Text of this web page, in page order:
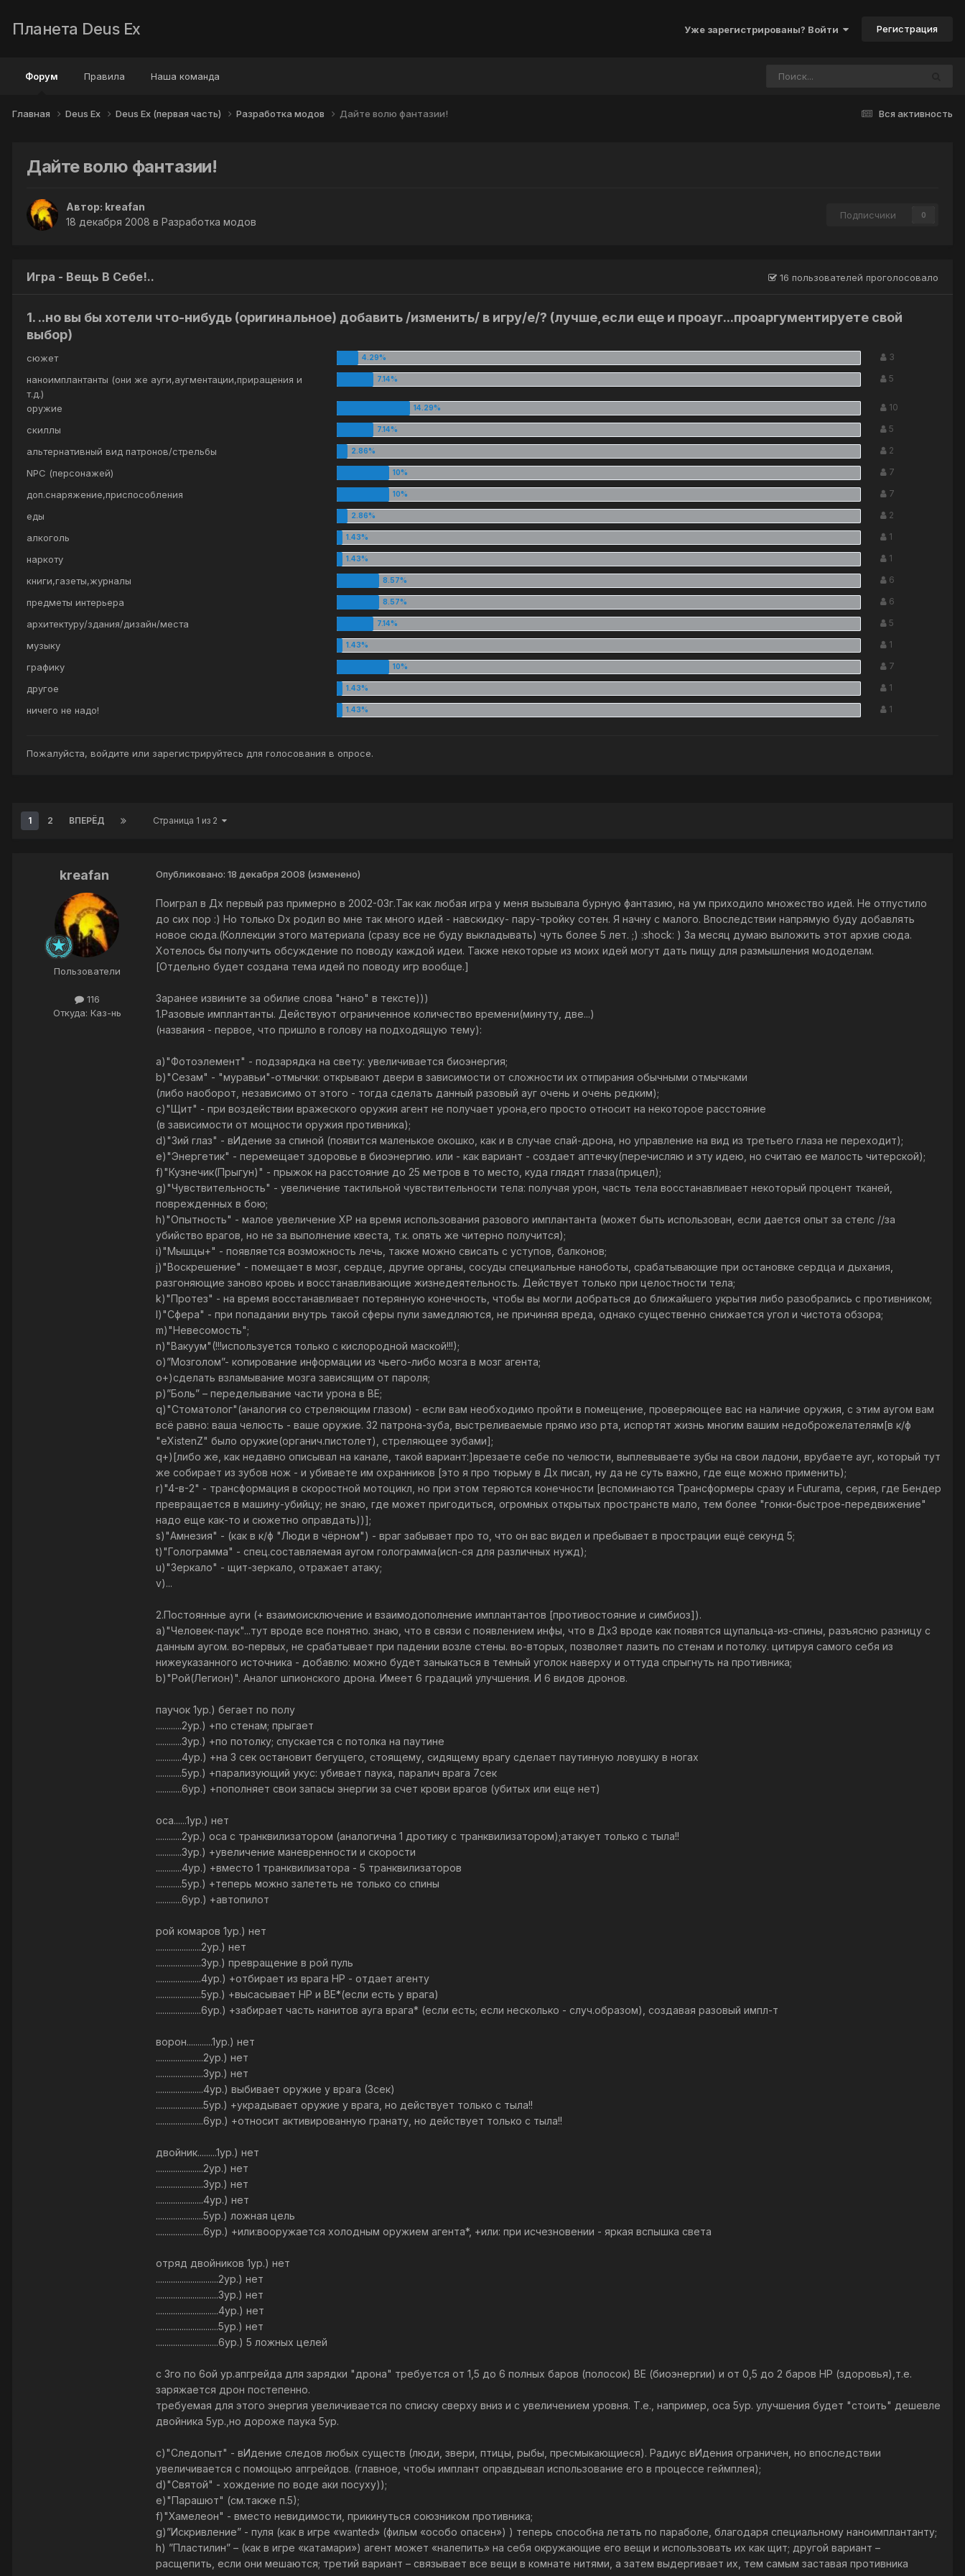
Планета Deus Ex Уже зарегистрированы? Войти Регистрация
Форум Правила Наша команда
Вся активность
Главная Deus Ex Deus Ex (первая часть) Разработка модов Дайте волю фантазии!
Дайте волю фантазии!
Автор: kreafan
18 декабря 2008 в Разработка модов
Подписчики 0
Игра - Вещь В Себе!.. 16 пользователей проголосовало
1. ..но вы бы хотели что-нибудь (оригинальное) добавить /изменить/ в игру/е/? (лучше,если еще и проауг...проаргументируете свой
выбор)
сюжет 3
наноимплантанты (они же ауги,аугментации,приращения и
т.д.)
5
оружие 10
скиллы 5
альтернативный вид патронов/стрельбы 2
NPC (персонажей) 7
доп.снаряжение,приспособления 7
еды 2
алкоголь 1
наркоту 1
книги,газеты,журналы 6
предметы интерьера 6
архитектуру/здания/дизайн/места 5
музыку 1
графику 7
другое 1
ничего не надо! 1
Пожалуйста, войдите или зарегистрируйтесь для голосования в опросе.
1 2 ВПЕРЁД Страница 1 из 2
kreafan
Пользователи
116
Откуда: Каз-нь
Опубликовано: 18 декабря 2008 (изменено)
Поиграл в Дх первый раз примерно в 2002-03г.Так как любая игра у меня вызывала бурную фантазию, на ум приходило множество идей. Не отпустило
до сих пор :) Но только Dx родил во мне так много идей - навскидку- пару-тройку сотен. Я начну с малого. Впоследствии напрямую буду добавлять
новое сюда.(Коллекции этого материала (сразу все не буду выкладывать) чуть более 5 лет. ;) :shock: ) За месяц думаю выложить этот архив сюда.
Хотелось бы получить обсуждение по поводу каждой идеи. Также некоторые из моих идей могут дать пищу для размышления мододелам.
[Отдельно будет создана тема идей по поводу игр вообще.]
Заранее извините за обилие слова "нано" в тексте)))
1.Разовые имплантанты. Действуют ограниченное количество времени(минуту, две...)
(названия - первое, что пришло в голову на подходящую тему):
а)"Фотоэлемент" - подзарядка на свету: увеличивается биоэнергия;
b)"Сезам" - "муравьи"-отмычки: открывают двери в зависимости от сложности их отпирания обычными отмычками
(либо наоборот, независимо от этого - тогда сделать данный разовый ауг очень и очень редким);
с)"Щит" - при воздействии вражеского оружия агент не получает урона,его просто относит на некоторое расстояние
(в зависимости от мощности оружия противника);
d)"3ий глаз" - вИдение за спиной (появится маленькое окошко, как и в случае спай-дрона, но управление на вид из третьего глаза не переходит);
e)"Энергетик" - перемещает здоровье в биоэнергию. или - как вариант - создает аптечку(перечисляю и эту идею, но считаю ее малость читерской);
f)"Кузнечик(Прыгун)" - прыжок на расстояние до 25 метров в то место, куда глядят глаза(прицел);
g)"Чувствительность" - увеличение тактильной чувствительности тела: получая урон, часть тела восстанавливает некоторый процент тканей,
поврежденных в бою;
h)"Опытность" - малое увеличение ХР на время использования разового имплантанта (может быть использован, если дается опыт за стелс //за
убийство врагов, но не за выполнение квеста, т.к. опять же читерно получится);
i)"Мышцы+" - появляется возможность лечь, также можно свисать с уступов, балконов;
j)"Воскрешение" - помещает в мозг, сердце, другие органы, сосуды специальные наноботы, срабатывающие при остановке сердца и дыхания,
разгоняющие заново кровь и восстанавливающие жизнедеятельность. Действует только при целостности тела;
k)"Протез" - на время восстанавливает потерянную конечность, чтобы вы могли добраться до ближайшего укрытия либо разобрались с противником;
l)"Сфера" - при попадании внутрь такой сферы пули замедляются, не причиняя вреда, однако существенно снижается угол и чистота обзора;
m)"Невесомость";
n)"Вакуум"(!!!используется только с кислородной маской!!!);
о)”Мозголом”- копирование информации из чьего-либо мозга в мозг агента;
о+)сделать взламывание мозга зависящим от пароля;
р)”Боль” – переделывание части урона в ВЕ;
q)"Стоматолог"(аналогия со стреляющим глазом) - если вам необходимо пройти в помещение, проверяющее вас на наличие оружия, с этим аугом вам
всё равно: ваша челюсть - ваше оружие. 32 патрона-зуба, выстреливаемые прямо изо рта, испортят жизнь многим вашим недоброжелателям[в к/ф
"eXistenZ" было оружие(органич.пистолет), стреляющее зубами];
q+)[либо же, как недавно описывал на канале, такой вариант:]врезаете себе по челюсти, выплевываете зубы на свои ладони, врубаете ауг, который тут
же собирает из зубов нож - и убиваете им охранников [это я про тюрьму в Дх писал, ну да не суть важно, где еще можно применить);
r)"4-в-2" - трансформация в скоростной мотоцикл, но при этом теряются конечности [вспоминаются Трансформеры сразу и Futurama, серия, где Бендер
превращается в машину-убийцу; не знаю, где может пригодиться, огромных открытых пространств мало, тем более "гонки-быстрое-передвижение"
надо еще как-то и сюжетно оправдать))];
s)"Амнезия" - (как в к/ф "Люди в чёрном") - враг забывает про то, что он вас видел и пребывает в прострации ещё секунд 5;
t)"Голограмма" - спец.составляемая аугом голограмма(исп-ся для различных нужд);
u)"Зеркало" - щит-зеркало, отражает атаку;
v)...
2.Постоянные ауги (+ взаимоисключение и взаимодополнение имплантантов [противостояние и симбиоз]).
а)"Человек-паук"...тут вроде все понятно. знаю, что в связи с появлением инфы, что в Дх3 вроде как появятся щупальца-из-спины, разъясню разницу с
данным аугом. во-первых, не срабатывает при падении возле стены. во-вторых, позволяет лазить по стенам и потолку. цитируя самого себя из
нижеуказанного источника - добавлю: можно будет заныкаться в темный уголок наверху и оттуда спрыгнуть на противника;
b)"Рой(Легион)". Аналог шпионского дрона. Имеет 6 градаций улучшения. И 6 видов дронов.
паучок 1ур.) бегает по полу
............2ур.) +по стенам; прыгает
............3ур.) +по потолку; спускается с потолка на паутине
............4ур.) +на 3 сек остановит бегущего, стоящему, сидящему врагу сделает паутинную ловушку в ногах
............5ур.) +парализующий укус: убивает паука, паралич врага 7сек
............6ур.) +пополняет свои запасы энергии за счет крови врагов (убитых или еще нет)
оса......1ур.) нет
............2ур.) оса с транквилизатором (аналогична 1 дротику с транквилизатором);атакует только с тыла!!
............3ур.) +увеличение маневренности и скорости
............4ур.) +вместо 1 транквилизатора - 5 транквилизаторов
............5ур.) +теперь можно залететь не только со спины
............6ур.) +автопилот
рой комаров 1ур.) нет
.....................2ур.) нет
.....................3ур.) превращение в рой пуль
.....................4ур.) +отбирает из врага НР - отдает агенту
.....................5ур.) +высасывает НР и ВЕ*(если есть у врага)
.....................6ур.) +забирает часть нанитов ауга врага* (если есть; если несколько - случ.образом), создавая разовый импл-т
ворон............1ур.) нет
......................2ур.) нет
......................3ур.) нет
......................4ур.) выбивает оружие у врага (3сек)
......................5ур.) +украдывает оружие у врага, но действует только с тыла!!
......................6yp.) +относит активированную гранату, но действует только с тыла!!
двойник.........1ур.) нет
......................2ур.) нет
......................3ур.) нет
......................4ур.) нет
......................5ур.) ложная цель
......................6ур.) +или:вооружается холодным оружием агента*, +или: при исчезновении - яркая вспышка света
отряд двойников 1ур.) нет
.............................2ур.) нет
.............................3ур.) нет
.............................4ур.) нет
.............................5ур.) нет
.............................6ур.) 5 ложных целей
с 3го по 6ой ур.апгрейда для зарядки "дрона" требуется от 1,5 до 6 полных баров (полосок) ВЕ (биоэнергии) и от 0,5 до 2 баров НР (здоровья),т.е.
заряжается дрон постепенно.
требуемая для этого энергия увеличивается по списку сверху вниз и с увеличением уровня. Т.е., например, оса 5ур. улучшения будет "стоить" дешевле
двойника 5ур.,но дороже паука 5ур.
c)"Следопыт" - вИдение следов любых существ (люди, звери, птицы, рыбы, пресмыкающиеся). Радиус вИдения ограничен, но впоследствии
увеличивается с помощью апгрейдов. (главное, чтобы имплант оправдывал использование его в процессе геймплея);
d)"Святой" - хождение по воде аки посуху));
е)"Парашют" (см.также п.5);
f)"Хамелеон" - вместо невидимости, прикинуться союзником противника;
g)”Искривление” - пуля (как в игре «wanted» (фильм «особо опасен») ) теперь способна летать по параболе, благодаря специальному наноимплантанту;
h) ”Пластилин” – (как в игре «катамари») агент может «налепить» на себя окружающие его вещи и использовать их как щит; другой вариант –
расщепить, если они мешаются; третий вариант – связывает все вещи в комнате нитями, а затем выдергивает их, тем самым заставая противника